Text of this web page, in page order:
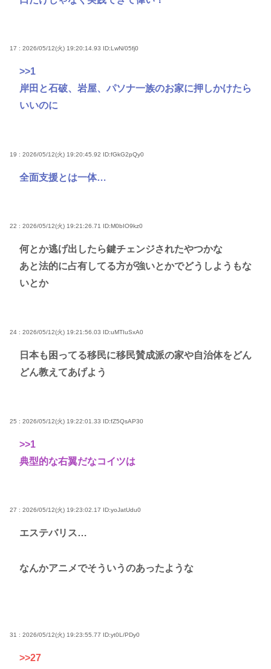
17 : 2026/05/12(火) 19:20:14.93 ID:LwN/05fj0
>>1
岸田と石破、岩屋、パソナ一族のお家に押しかけたら
いいのに
19 : 2026/05/12(火) 19:20:45.92 ID:fGkG2pQy0
全面支援とは一体…
22 : 2026/05/12(火) 19:21:26.71 ID:M0bIO9kz0
何とか逃げ出したら鍵チェンジされたやつかな
あと法的に占有してる方が強いとかでどうしようもな
いとか
24 : 2026/05/12(火) 19:21:56.03 ID:uMTIuSxA0
日本も困ってる移民に移民賛成派の家や自治体をどん
どん教えてあげよう
25 : 2026/05/12(火) 19:22:01.33 ID:fZ5QsAP30
>>1
典型的な右翼だなコイツは
27 : 2026/05/12(火) 19:23:02.17 ID:yoJatUdu0
エステバリス…
なんかアニメでそういうのあったような
31 : 2026/05/12(火) 19:23:55.77 ID:yt0L/PDy0
>>27